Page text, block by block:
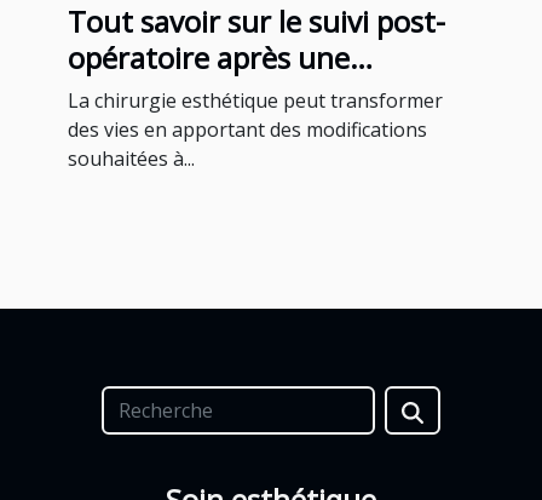
Tout savoir sur le suivi post-
opératoire après une
chirurgie esthétique
La chirurgie esthétique peut transformer
des vies en apportant des modifications
souhaitées à...